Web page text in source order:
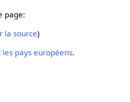
page:
la source)
les pays européens.